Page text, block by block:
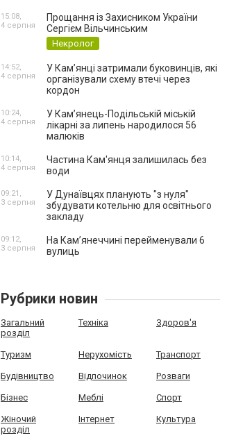
Прощання із Захисником України
Сергієм Вільчинським
Некролог
15:08,
4 серпня
У Кам’янці затримали буковинців, які
організували схему втечі через
кордон
14:52,
4 серпня
У Кам’янець-Подільській міській
лікарні за липень народилося 56
малюків
10:24,
4 серпня
Частина Кам'янця залишилась без
води
10:14,
4 серпня
У Дунаївцях планують "з нуля"
збудувати котельню для освітнього
закладу
09:21,
3 серпня
На Камʼянеччині перейменували 6
вулиць
09:12,
3 серпня
Рубрики новин
Загальний
розділ
Техніка Здоров'я
Туризм Нерухомість Транспорт
Будівництво Відпочинок Розваги
Бізнес Меблі Спорт
Жіночий
розділ
Інтернет Культура